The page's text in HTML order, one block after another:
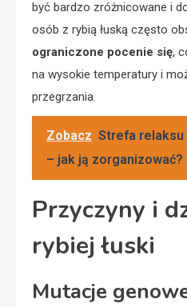
być bardzo zróżnicowane i
osób z rybią łuską często
ograniczone pocenie się,
na wysokie temperatury i
przegrzania.
Zobacz Strefa relaksu
– jak ją zorganizować?
Przyczyny i
rybiej łuski
Mutacje